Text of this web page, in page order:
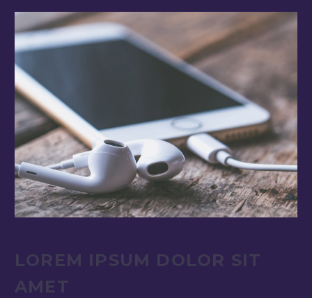
LOREM IPSUM DOLOR SIT
AMET